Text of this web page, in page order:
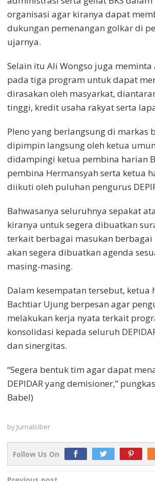
organisasi agar kiranya dapat
dukungan pemenangan golkar di
ujarnya.
Selain itu Ali Wongso juga meminta
pada tiga program untuk dapat
dirasakan oleh masyarkat,
tinggi, kredit usaha rakyat serta
Pleno yang berlangsung di markas
dipimpin langsung oleh ketua
didampingi ketua pembina harian
pembina Hermansyah serta ketua
diikuti oleh puluhan pengurus
Bahwasanya seluruhnya sepakat
kiranya untuk segera dibuatkan
terkait berbagai masukan berbagai
akan segera dibuatkan agenda
masing-masing.
Dalam kesempatan tersebut, ketua
Bachtiar Ujung berpesan agar
melakukan kerja nyata terkait
konsolidasi kepada seluruh
dan sinergitas.
“Segera bentuk tim agar dapat
DEPIDAR yang demisioner,”
Babel)
by Jurnalsiber
Follow Us On